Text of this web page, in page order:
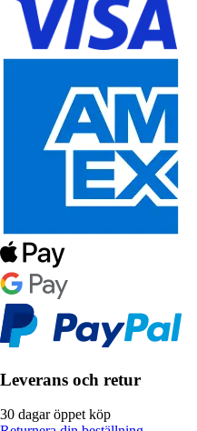
Leverans och retur
30 dagar öppet köp